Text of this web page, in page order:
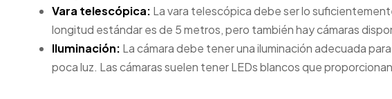
Vara telescópica: La vara telescópica debe ser lo
longitud estándar es de 5 metros, pero también hay cámaras
Iluminación: La cámara debe tener una iluminación adecuada
poca luz. Las cámaras suelen tener LEDs blancos que